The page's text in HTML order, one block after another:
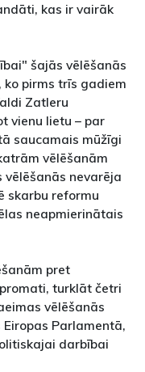
kas ir vairāk
šajās vēlēšanās
pirms trīs gadiem
Zatleru
vienu lietu – par
saucamais mūžīgi
vēlēšanām
vēlēšanās nevarēja
skarbu reformu
neapmierinātais
pret
turklāt četri
vēlēšanās
Parlamentā,
darbībai